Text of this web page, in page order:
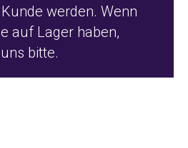
werden. Wenn
auf Lager haben,
bitte.